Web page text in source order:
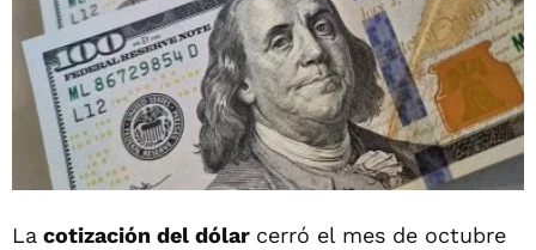
La cotización del dólar cerró el mes de octubre